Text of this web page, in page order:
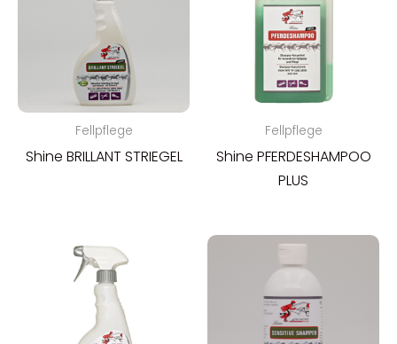
Fellpflege
Shine BRILLANT STRIEGEL
Fellpflege
Shine PFERDESHAMPOO
PLUS